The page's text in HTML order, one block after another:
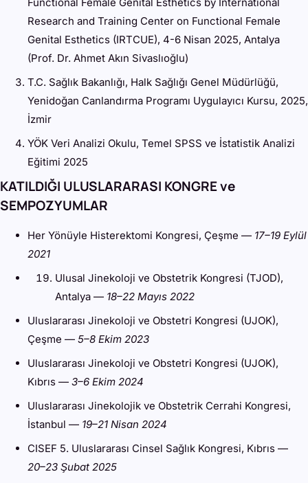
Research and Training Center on Functional Female
Genital Esthetics (IRTCUE), 4-6 Nisan 2025, Antalya
(Prof. Dr. Ahmet Akın Sivaslıoğlu)
T.C. Sağlık Bakanlığı, Halk Sağlığı Genel Müdürlüğü,
Yenidoğan Canlandırma Programı Uygulayıcı Kursu, 2025,
İzmir
YÖK Veri Analizi Okulu, Temel SPSS ve İstatistik Analizi
Eğitimi 2025
KATILDIĞI ULUSLARARASI KONGRE ve
SEMPOZYUMLAR
Her Yönüyle Histerektomi Kongresi, Çeşme — 17–19 Eylül
2021
Ulusal Jinekoloji ve Obstetrik Kongresi (TJOD),
Antalya — 18–22 Mayıs 2022
Uluslararası Jinekoloji ve Obstetri Kongresi (UJOK),
Çeşme — 5–8 Ekim 2023
Uluslararası Jinekoloji ve Obstetri Kongresi (UJOK),
Kıbrıs — 3–6 Ekim 2024
Uluslararası Jinekolojik ve Obstetrik Cerrahi Kongresi,
İstanbul — 19–21 Nisan 2024
CISEF 5. Uluslararası Cinsel Sağlık Kongresi, Kıbrıs —
20–23 Şubat 2025